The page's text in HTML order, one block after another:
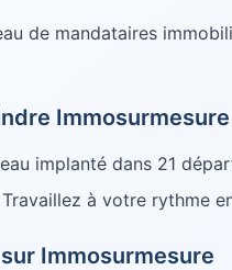
de mandataires
Immosurmesure
implanté dans 21
Travaillez à votre rythme
Immosurmesure